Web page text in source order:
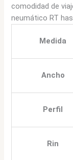
comodidad de
neumático RT
Medida
Ancho
Perfil
Rin